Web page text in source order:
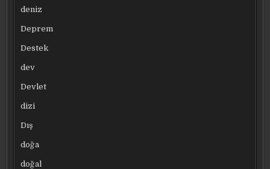
deniz
Deprem
Destek
dev
Devlet
dizi
Dış
doğa
doğal